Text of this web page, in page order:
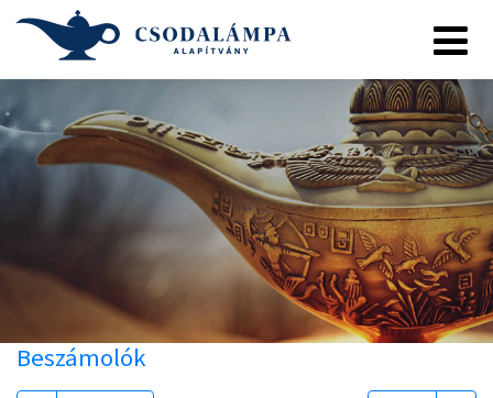
Beszámolók